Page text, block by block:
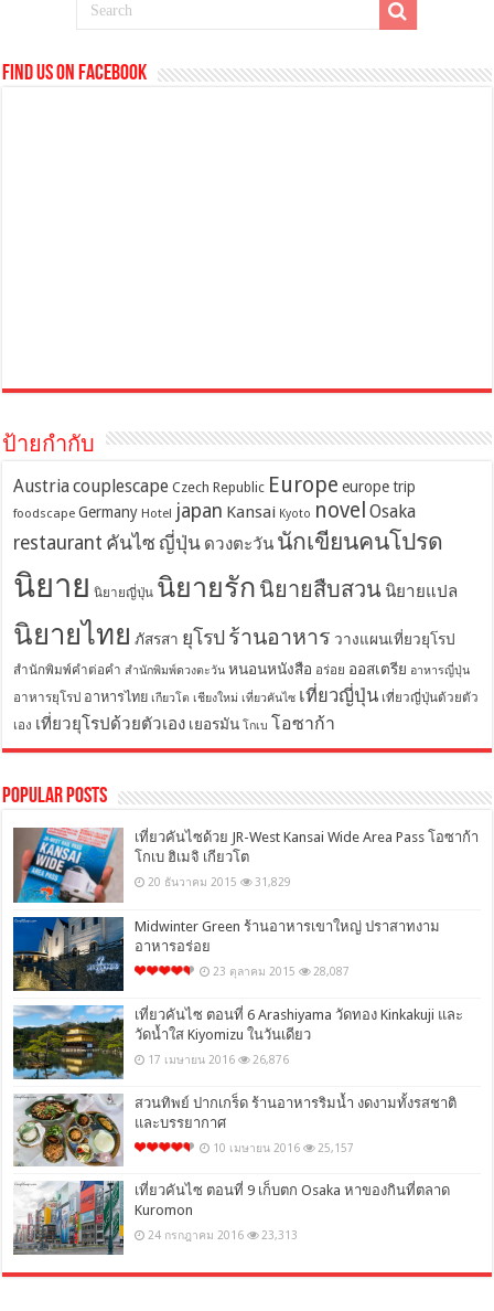
Find us on Facebook
ป้ายกำกับ
Austriacouplescape Czech Republic Europe europe trip
foodscape Germany Hotel japan Kansai Kyoto novel Osaka
restaurant คันไซ ญี่ปุ่น ดวงตะวัน นักเขียนคนโปรด
นิยาย นิยายญี่ปุ่น นิยายรัก นิยายสืบสวน นิยายแปล
นิยายไทย ภัสรสา ยุโรป ร้านอาหาร วางแผนเที่ยวยุโรป
สำนักพิมพ์คำต่อคำ สำนักพิมพ์ดวงตะวัน หนอนหนังสือ อร่อย ออสเตรีย อาหารญี่ปุ่น
อาหารยุโรป อาหารไทย เกียวโต เชียงใหม่ เที่ยวคันไซ เที่ยวญี่ปุ่น เที่ยวญี่ปุ่นด้วยตัว
เอง เที่ยวยุโรปด้วยตัวเอง เยอรมัน โกเบ โอซาก้า
Popular Posts
เที่ยวคันไซด้วย JR-West Kansai Wide Area Pass โอซาก้า
โกเบ ฮิเมจิ เกียวโต
20 ธันวาคม 2015 31,829
Midwinter Green ร้านอาหารเขาใหญ่ ปราสาทงาม
อาหารอร่อย
23 ตุลาคม 2015 28,087
เที่ยวคันไซ ตอนที่ 6 Arashiyama วัดทอง Kinkakuji และ
วัดน้ำใส Kiyomizu ในวันเดียว
17 เมษายน 2016 26,876
สวนทิพย์ ปากเกร็ด ร้านอาหารริมน้ำ งดงามทั้งรสชาติ
และบรรยากาศ
10 เมษายน 2016 25,157
เที่ยวคันไซ ตอนที่ 9 เก็บตก Osaka หาของกินที่ตลาด
Kuromon
24 กรกฎาคม 2016 23,313